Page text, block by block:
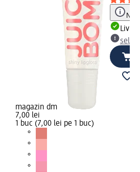
magazin dm
7,00 lei
1 buc (7,00 lei pe 1 buc)
Notă